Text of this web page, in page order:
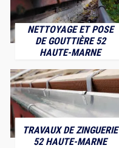
NETTOYAGE ET POSE
DE GOUTTIÈRE 52
HAUTE-MARNE
TRAVAUX DE ZINGUERIE
52 HAUTE-MARNE